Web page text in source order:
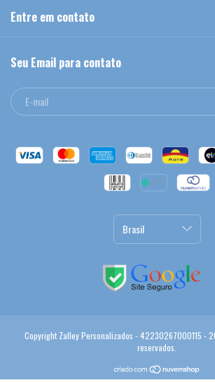
Entre em contato
Seu Email para contato
Copyright Zalley Personalizados - 42230267000115 -
reservados.